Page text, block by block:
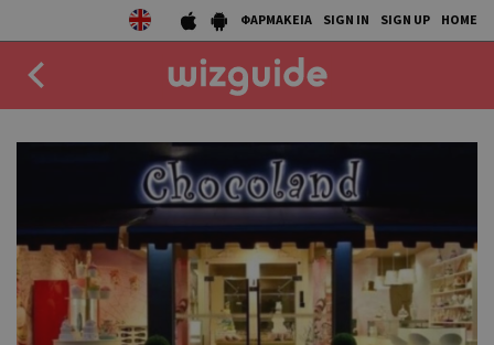
ΦΑΡΜΑΚΕΙΑ SIGN IN SIGN UP HOME
50 BEST
AGENDA